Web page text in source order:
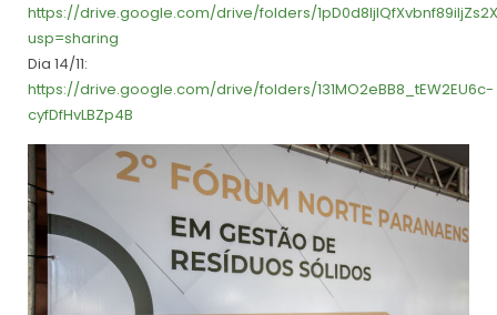
https://drive.google.com/drive/folders/
usp=sharing
Dia 14/11:
https://drive.google.com/drive/folders/131MO2eBB8_tEW2EU6c-
cyfDfHvLBZp4B